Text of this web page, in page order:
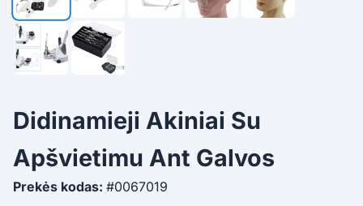
Didinamieji Akiniai Su
Apšvietimu Ant Galvos
Prekės kodas: #0067019